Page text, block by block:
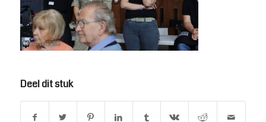
Deel dit stuk